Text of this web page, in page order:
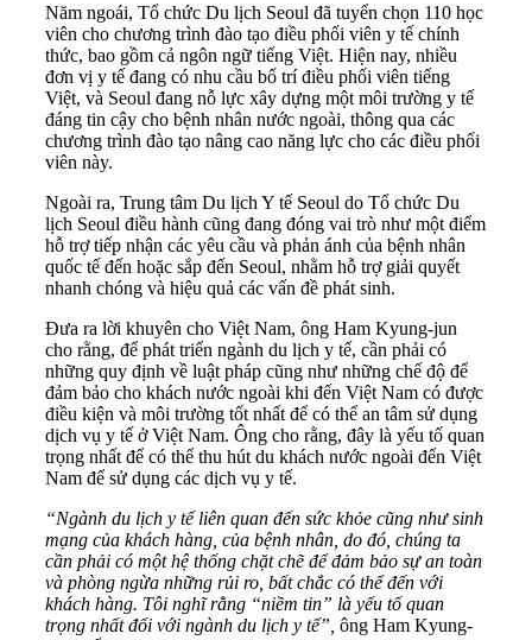
Năm ngoái, Tổ chức Du lịch Seoul đã tuyển chọn 110 học
viên cho chương trình đào tạo điều phối viên y tế chính
thức, bao gồm cả ngôn ngữ tiếng Việt. Hiện nay, nhiều
đơn vị y tế đang có nhu cầu bố trí điều phối viên tiếng
Việt, và Seoul đang nỗ lực xây dựng một môi trường y tế
đáng tin cậy cho bệnh nhân nước ngoài, thông qua các
chương trình đào tạo nâng cao năng lực cho các điều phối
viên này.
Ngoài ra, Trung tâm Du lịch Y tế Seoul do Tổ chức Du
lịch Seoul điều hành cũng đang đóng vai trò như một điểm
hỗ trợ tiếp nhận các yêu cầu và phản ánh của bệnh nhân
quốc tế đến hoặc sắp đến Seoul, nhằm hỗ trợ giải quyết
nhanh chóng và hiệu quả các vấn đề phát sinh.
Đưa ra lời khuyên cho Việt Nam, ông Ham Kyung-jun
cho rằng, để phát triển ngành du lịch y tế, cần phải có
những quy định về luật pháp cũng như những chế độ để
đảm bảo cho khách nước ngoài khi đến Việt Nam có được
điều kiện và môi trường tốt nhất để có thể an tâm sử dụng
dịch vụ y tế ở Việt Nam. Ông cho rằng, đây là yếu tố quan
trọng nhất để có thể thu hút du khách nước ngoài đến Việt
Nam để sử dụng các dịch vụ y tế.
“Ngành du lịch y tế liên quan đến sức khỏe cũng như sinh
mạng của khách hàng, của bệnh nhân, do đó, chúng ta
cần phải có một hệ thống chặt chẽ để đảm bảo sự an toàn
và phòng ngừa những rủi ro, bất chắc có thể đến với
khách hàng. Tôi nghĩ rằng “niềm tin” là yếu tố quan
trọng nhất đối với ngành du lịch y tế”, ông Ham Kyung-